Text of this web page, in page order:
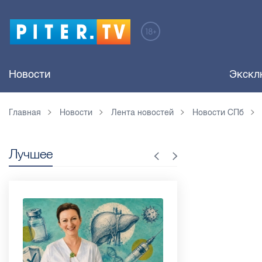
Новости
Главная Новости Лента новостей Новости СПб
Лучшее